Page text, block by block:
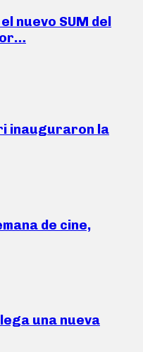
nuevo SUM del
inauguraron la
de cine,
una nueva